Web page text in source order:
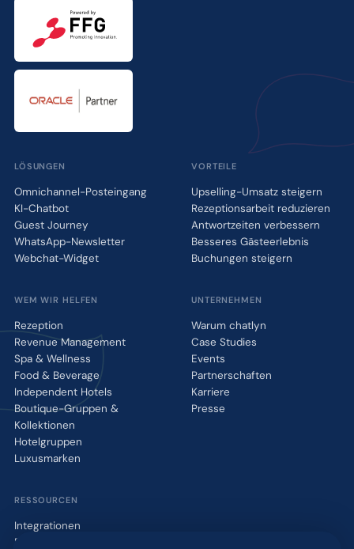
LÖSUNGEN
Omnichannel-Posteingang
KI-Chatbot
Guest Journey
WhatsApp-Newsletter
Webchat-Widget
VORTEILE
Upselling-Umsatz steigern
Rezeptionsarbeit reduzieren
Antwortzeiten verbessern
Besseres Gästeerlebnis
Buchungen steigern
WEM WIR HELFEN
Rezeption
Revenue Management
Spa & Wellness
Food & Beverage
Independent Hotels
Boutique-Gruppen &
Kollektionen
Hotelgruppen
Luxusmarken
UNTERNEHMEN
Warum chatlyn
Case Studies
Events
Partnerschaften
Karriere
Presse
RESSOURCEN
Integrationen
Blog